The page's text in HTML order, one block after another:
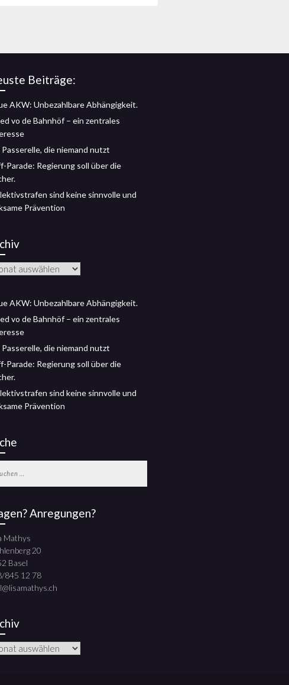
Beiträge:
AKW: Unbezahlbare Abhängigkeit.
vo de Bahnhöf – ein zentrales
Passerelle, die niemand nutzt
Parade: Regierung soll über die
sind keine sinnvolle und
Prävention
AKW: Unbezahlbare Abhängigkeit.
vo de Bahnhöf – ein zentrales
Passerelle, die niemand nutzt
Parade: Regierung soll über die
sind keine sinnvolle und
Prävention
Anregungen?
Mathys
20
Basel
845 12 78